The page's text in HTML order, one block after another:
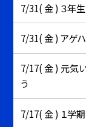
7/31( 金 ) ３年
7/31( 金 ) アゲ
7/17( 金 ) 元気
う
7/17( 金 ) １学